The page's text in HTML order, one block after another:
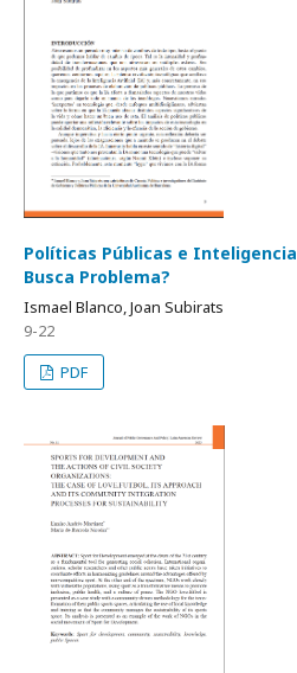
Políticas Públicas e
Busca Problema?
Ismael Blanco, Joan Subirats
9-22
PDF